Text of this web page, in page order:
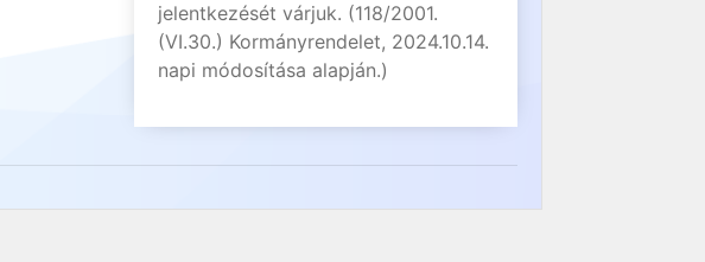
jelentkezését várjuk. (118/2001.
(VI.30.) Kormányrendelet, 2024.10.14.
napi módosítása alapján.)